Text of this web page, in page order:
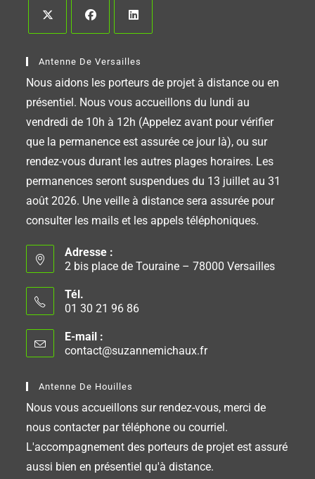
Antenne De Versailles
Nous aidons les porteurs de projet à distance ou en
présentiel. Nous vous accueillons du lundi au
vendredi de 10h à 12h (Appelez avant pour vérifier
que la permanence est assurée ce jour là), ou sur
rendez-vous durant les autres plages horaires. Les
permanences seront suspendues du 13 juillet au 31
août 2026. Une veille à distance sera assurée pour
consulter les mails et les appels téléphoniques.
Adresse :
2 bis place de Touraine – 78000 Versailles
Tél.
01 30 21 96 86
E-mail :
contact@suzannemichaux.fr
Antenne De Houilles
Nous vous accueillons sur rendez-vous, merci de
nous contacter par téléphone ou courriel.
L'accompagnement des porteurs de projet est assuré
aussi bien en présentiel qu'à distance.